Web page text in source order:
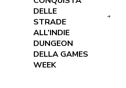
DELLE
STRADE
ALL’INDIE
DUNGEON
DELLA GAMES
WEEK